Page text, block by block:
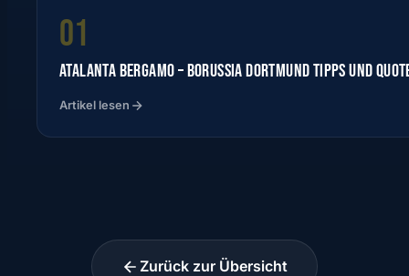
01
ATALANTA BERGAMO – BORUSSIA DORTMUND TIPPS UND
Artikel lesen
Zurück zur Übersicht